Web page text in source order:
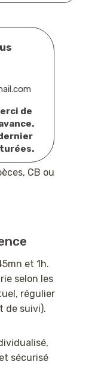
de
CB ou
et 1h.
selon les
régulier
de suivi).
sécurisé